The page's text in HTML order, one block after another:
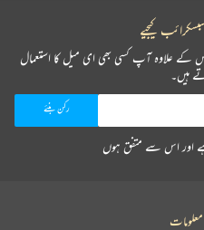
کیجیے
کے علاوہ آپ کسی بھی ای میل کا استعمال
ہیں۔
اور اس سے متفق ہوں
معلومات